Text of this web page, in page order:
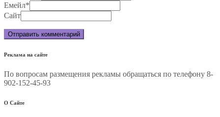
Емейл*
Сайт
Реклама на сайте
По вопросам размещения рекламы обращаться по телефону 8-
902-152-45-93
О Сайте